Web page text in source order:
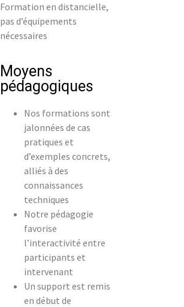
Formation en distancielle,
pas d’équipements
nécessaires
Moyens
pédagogiques
Nos formations sont
jalonnées de cas
pratiques et
d’exemples concrets,
alliés à des
connaissances
techniques
Notre pédagogie
favorise
l’interactivité entre
participants et
intervenant
Un support est remis
en début de